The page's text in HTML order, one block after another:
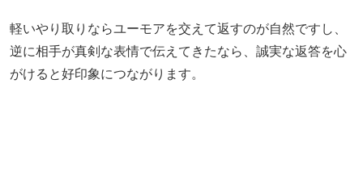
軽いやり取りならユーモアを交えて返すのが自然ですし、
逆に相手が真剣な表情で伝えてきたなら、誠実な返答を心
がけると好印象につながります。